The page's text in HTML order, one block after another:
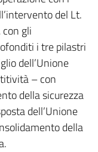
del Lt.
gli
i tre pilastri
dell’Unione
– con
della sicurezza
dell’Unione
della